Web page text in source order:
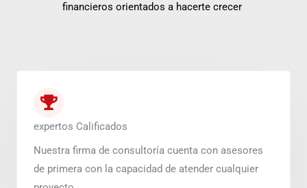
financieros orientados a hacerte crecer
expertos Calificados
Nuestra firma de consultoría cuenta con asesores
de primera con la capacidad de atender cualquier